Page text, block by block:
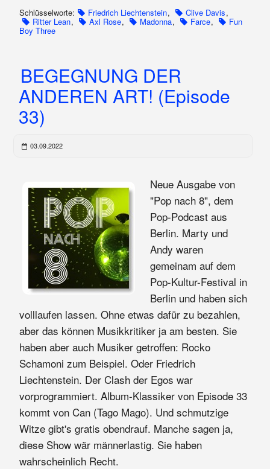
Schlüsselworte: Friedrich Liechtenstein, Clive Davis,
Ritter Lean, Axl Rose, Madonna, Farce, Fun
Boy Three
BEGEGNUNG DER
ANDEREN ART! (Episode
33)
03.09.2022
Neue Ausgabe von
"Pop nach 8", dem
Pop-Podcast aus
Berlin. Marty und
Andy waren
gemeinam auf dem
Pop-Kultur-Festival in
Berlin und haben sich
volllaufen lassen. Ohne etwas dafür zu bezahlen,
aber das können Musikkritiker ja am besten. Sie
haben aber auch Musiker getroffen: Rocko
Schamoni zum Beispiel. Oder Friedrich
Liechtenstein. Der Clash der Egos war
vorprogrammiert. Album-Klassiker von Episode 33
kommt von Can (Tago Mago). Und schmutzige
Witze gibt's gratis obendrauf. Manche sagen ja,
diese Show wär männerlastig. Sie haben
wahrscheinlich Recht.